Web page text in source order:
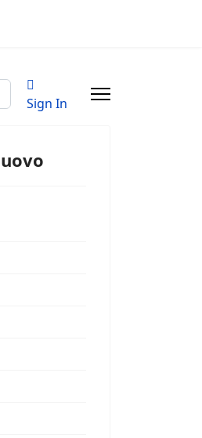
Sign In